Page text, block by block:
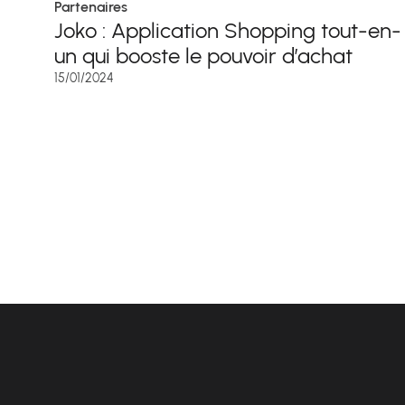
Partenaires
Joko : Application Shopping tout-en-
un qui booste le pouvoir d’achat
15/01/2024